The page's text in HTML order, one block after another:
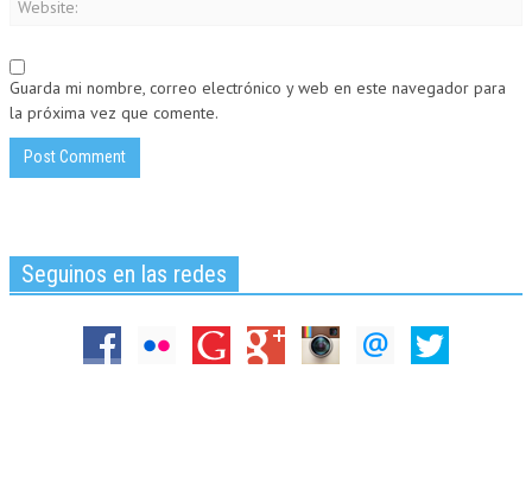
Guarda mi nombre, correo electrónico y web en este navegador para
la próxima vez que comente.
Seguinos en las redes